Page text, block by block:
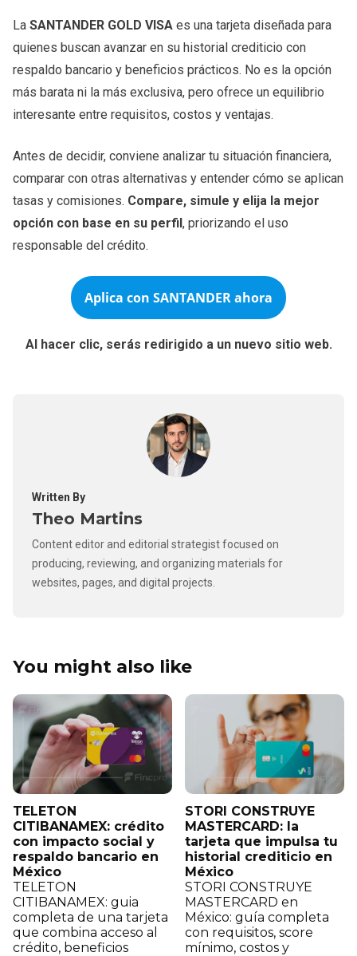
La SANTANDER GOLD VISA es una tarjeta diseñada para
quienes buscan avanzar en su historial crediticio con
respaldo bancario y beneficios prácticos. No es la opción
más barata ni la más exclusiva, pero ofrece un equilibrio
interesante entre requisitos, costos y ventajas.
Antes de decidir, conviene analizar tu situación financiera,
comparar con otras alternativas y entender cómo se aplican
tasas y comisiones. Compare, simule y elija la mejor
opción con base en su perfil, priorizando el uso
responsable del crédito.
Aplica con SANTANDERahora
Al hacer clic, serás redirigido a un nuevo sitio web.
Written By
Theo Martins
Content editor and editorial strategist focused on
producing, reviewing, and organizing materials for
websites, pages, and digital projects.
You might also like
TELETON
CITIBANAMEX: crédito
con impacto social y
respaldo bancario en
México
TELETON
CITIBANAMEX: guia
completa de una tarjeta
que combina acceso al
crédito, beneficios
STORI CONSTRUYE
MASTERCARD: la
tarjeta que impulsa tu
historial crediticio en
México
STORI CONSTRUYE
MASTERCARD en
México: guía completa
con requisitos, score
mínimo, costos y